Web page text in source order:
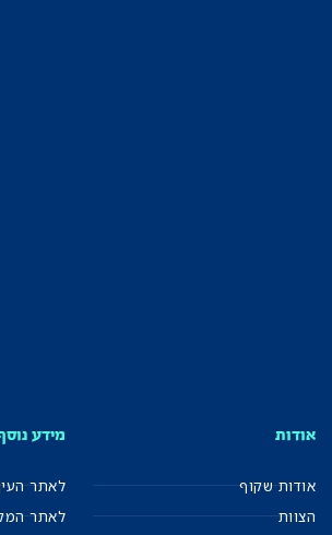
אודות
אודות שקוף
הצוות
מידע
לאתר
לאתר